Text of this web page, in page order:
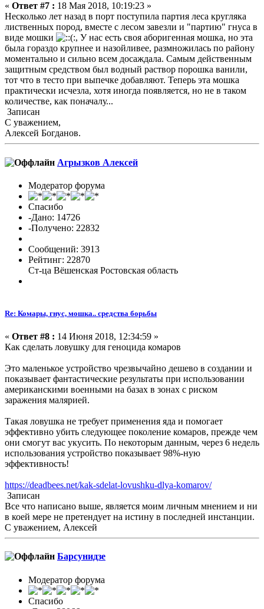
« Ответ #7 : 18 Мая 2018, 10:19:23 »
Несколько лет назад в порт поступила партия леса кругляка
лиственных пород, вместе с лесом завезли и "партию" гнуса в
виде мошки
, У нас есть своя аборигенная мошка, но эта
была гораздо крупнее и назойливее, размножилась по району
моментально и сильно всем досаждала. Самым действенным
защитным средством был водный раствор порошка ванили,
тот что в тесто при выпечке добавляют. Теперь эта мошка
практически исчезла, хотя иногда появляется, но не в таком
количестве, как поначалу...
Записан
С уважением,
Алексей Богданов.
Агрызков Алексей
Модератор форума
Спасибо
-Дано: 14726
-Получено: 22832
Сообщений: 3913
Рейтинг: 22870
Ст-ца Вёшенская Ростовская область
Re: Комары, гнус, мошка.. средства борьбы
« Ответ #8 : 14 Июня 2018, 12:34:59 »
Как сделать ловушку для геноцида комаров
Это маленькое устройство чрезвычайно дешево в создании и
показывает фантастические результаты при использовании
американскими военными на базах в зонах с риском
заражения малярией.
Такая ловушка не требует применения яда и помогает
эффективно убить следующее поколение комаров, прежде чем
они смогут вас укусить. По некоторым данным, через 6 недель
использования устройство показывает 98%-ную
эффективность!
https://deadbees.net/kak-sdelat-lovushku-dlya-komarov/
Записан
Все что написано выше, является моим личным мнением и ни
в коей мере не претендует на истину в последней инстанции.
С уважением, Алексей
Барсунидзе
Модератор форума
Спасибо